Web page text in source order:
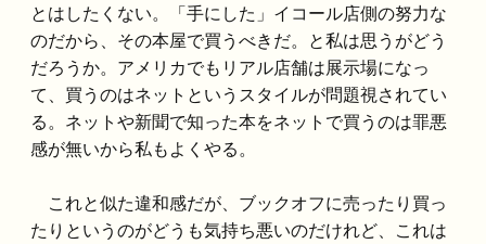
とはしたくない。「手にした」イコール店側の努力な
のだから、その本屋で買うべきだ。と私は思うがどう
だろうか。アメリカでもリアル店舗は展示場になっ
て、買うのはネットというスタイルが問題視されてい
る。ネットや新聞で知った本をネットで買うのは罪悪
感が無いから私もよくやる。
これと似た違和感だが、ブックオフに売ったり買っ
たりというのがどうも気持ち悪いのだけれど、これは